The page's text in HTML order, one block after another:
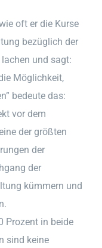
oft er die Kurse
bezüglich der
und sagt:
Möglichkeit,
bedeute das:
vor dem
der größten
der
der
kümmern und
Prozent in beide
sind keine